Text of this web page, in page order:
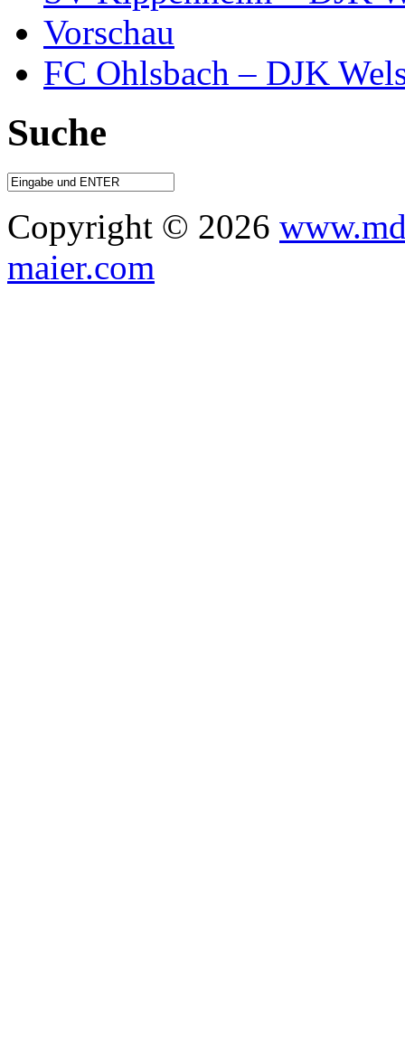
Vorschau
FC Ohlsbach – DJK
Suche
Copyright © 2026
maier.com